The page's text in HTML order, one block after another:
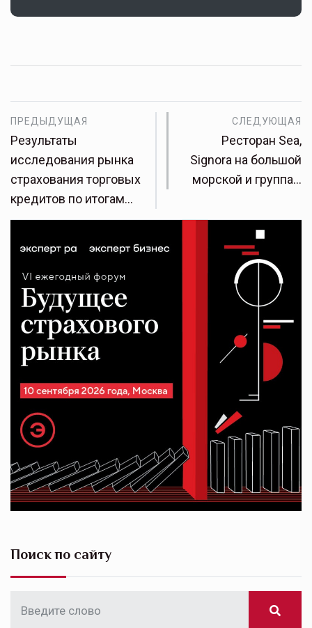
ПРЕДЫДУЩАЯ
Результаты
исследования рынка
страхования торговых
кредитов по итогам…
СЛЕДУЮЩАЯ
Ресторан Sea,
Signora на большой
морской и группа…
Поиск по сайту